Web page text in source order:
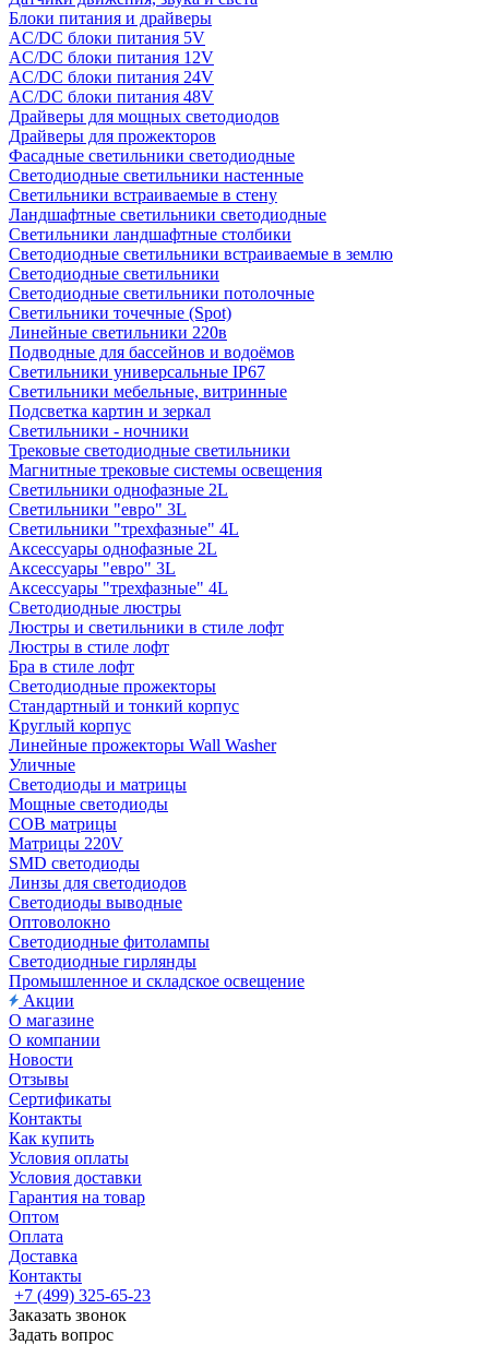
Блоки питания и драйверы
AC/DC блоки питания 5V
AC/DC блоки питания 12V
AC/DC блоки питания 24V
AC/DC блоки питания 48V
Драйверы для мощных светодиодов
Драйверы для прожекторов
Фасадные светильники светодиодные
Светодиодные светильники настенные
Светильники встраиваемые в стену
Ландшафтные светильники светодиодные
Светильники ландшафтные столбики
Светодиодные светильники встраиваемые в землю
Светодиодные светильники
Светодиодные светильники потолочные
Светильники точечные (Spot)
Линейные светильники 220в
Подводные для бассейнов и водоёмов
Светильники универсальные IP67
Светильники мебельные, витринные
Подсветка картин и зеркал
Светильники - ночники
Трековые светодиодные светильники
Магнитные трековые системы освещения
Светильники однофазные 2L
Светильники "евро" 3L
Светильники "трехфазные" 4L
Аксессуары однофазные 2L
Аксессуары "евро" 3L
Аксессуары "трехфазные" 4L
Светодиодные люстры
Люстры и светильники в стиле лофт
Люстры в стиле лофт
Бра в стиле лофт
Светодиодные прожекторы
Стандартный и тонкий корпус
Круглый корпус
Линейные прожекторы Wall Washer
Уличные
Светодиоды и матрицы
Мощные светодиоды
COB матрицы
Матрицы 220V
SMD светодиоды
Линзы для светодиодов
Светодиоды выводные
Оптоволокно
Светодиодные фитолампы
Светодиодные гирлянды
Промышленное и складское освещение
Акции
О магазине
О компании
Новости
Отзывы
Сертификаты
Контакты
Как купить
Условия оплаты
Условия доставки
Гарантия на товар
Оптом
Оплата
Доставка
Контакты
+7 (499) 325-65-23
Заказать звонок
Задать вопрос